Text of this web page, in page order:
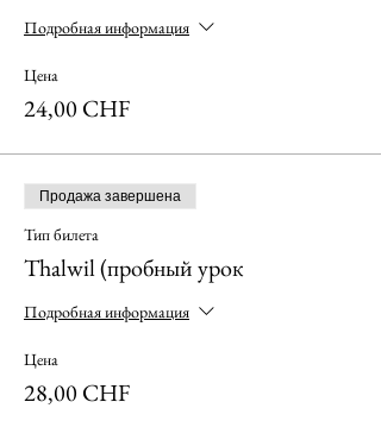
Подробная информация
Цена
24,00 CHF
Продажа завершена
Тип билета
Thalwil (пробный урок
Подробная информация
Цена
28,00 CHF